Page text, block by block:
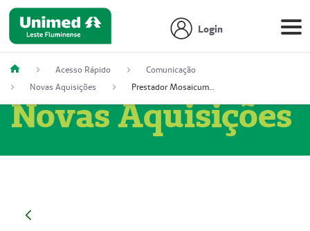
Login
Acesso Rápido
Comunicação
Novas Aquisições
Prestador Mosaicum Espaço Clínico Ltda (51004352-0)
Novas Aquisições